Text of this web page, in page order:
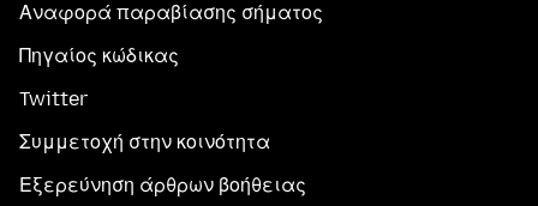
Αναφορά παραβίασης σήματος
Πηγαίος κώδικας
Twitter
Συμμετοχή στην κοινότητα
Εξερεύνηση άρθρων βοήθειας